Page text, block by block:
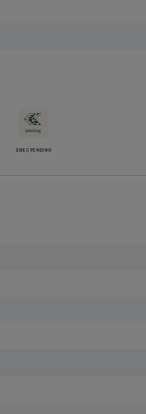
ENEC PENDING